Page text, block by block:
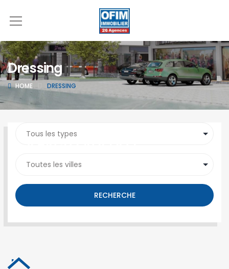
Dressing
HOME DRESSING
SEARCH PROPERTY
RECHERCHE